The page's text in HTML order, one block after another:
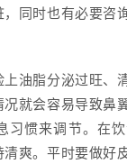
同时也有必要咨
上油脂分泌过旺、
就会容易导致鼻
习惯来调节。在
清爽。平时要做好